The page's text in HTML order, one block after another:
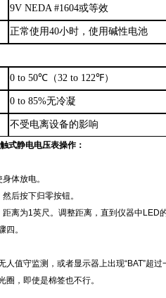
9V NEDA #1604或等效
正常使用40小时，使用碱性电池
0 to 50℃（32 to 122℉）
0 to 85%无冷凝
不受电离设备的影响
式静电电压表操作：
体放电。
后按下归零按钮。
离为1英尺。调整距离，直到仪器中LED
四。
人值守监测，或者显示器上出现“BAT”超
圈，即使是棉签也不行。